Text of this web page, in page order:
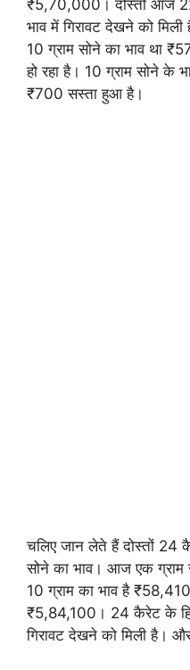
₹5,70,000। दोस्तों आज
भाव में गिरावट देखने को
10 ग्राम सोने का भाव था
हो रहा है। 10 ग्राम सोने के
₹700 सस्ता हुआ है।
चलिए जान लेते हैं दोस्तों 24
सोने का भाव। आज एक ग्राम
10 ग्राम का भाव है
₹5,84,100। 24 कैरेट के
गिरावट देखने को मिली है।